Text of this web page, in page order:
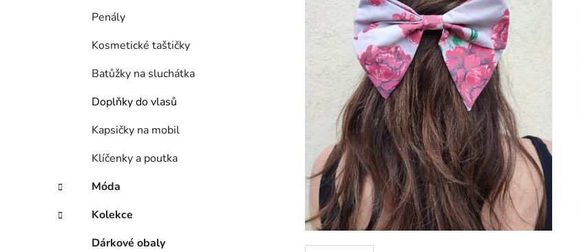
Penály
Kosmetické taštičky
Batůžky na sluchátka
Doplňky do vlasů
Kapsičky na mobil
Klíčenky a poutka
Móda
Kolekce
Dárkové obaly